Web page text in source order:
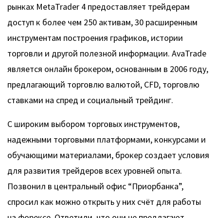
рынках MetaTrader 4 предоставляет трейдерам
доступ к более чем 250 активам, 30 расширенным
инструментам построения графиков, истории
торговли и другой полезной информации. AvaTrade
является онлайн брокером, основанным в 2006 году,
предлагающий торговлю валютой, CFD, торговлю
ставками на спред и социальный трейдинг.
С широким выбором торговых инструментов,
надежными торговыми платформами, конкурсами и
обучающими материалами, брокер создает условия
для развития трейдеров всех уровней опыта.
Позвонил в центральный офис “Приорбанка”,
спросил как можно открыть у них счёт для работы